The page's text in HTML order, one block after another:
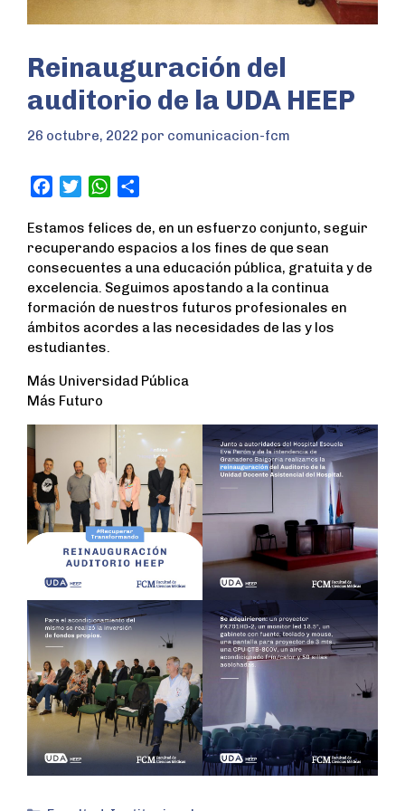
Reinauguración del
auditorio de la UDA HEEP
26 octubre, 2022 por comunicacion-fcm
c
e
b
o
o
k
i
t
t
e
r
W
a
t
s
A
p
p
a
r
e
Estamos felices de, en un esfuerzo conjunto, seguir
recuperando espacios a los fines de que sean
consecuentes a una educación pública, gratuita y de
excelencia. Seguimos apostando a la continua
formación de nuestros futuros profesionales en
ámbitos acordes a las necesidades de las y los
estudiantes.
Más Universidad Pública
Más Futuro